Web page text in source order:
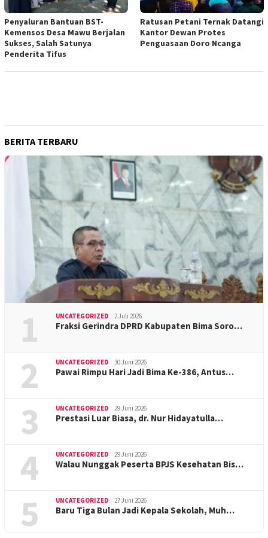
Penyaluran Bantuan BST-
Kemensos Desa Mawu Berjalan
Sukses, Salah Satunya
Penderita Tifus
Ratusan Petani Ternak Datangi
Kantor Dewan Protes
Penguasaan Doro Ncanga
BERITA TERBARU
1 UNCATEGORIZED 2 Juli 2026
Fraksi Gerindra DPRD Kabupaten Bima Soro…
2 UNCATEGORIZED 30 Juni 2026
Pawai Rimpu Hari Jadi Bima Ke-386, Antus…
3 UNCATEGORIZED 29 Juni 2026
Prestasi Luar Biasa, dr. Nur Hidayatulla…
4 UNCATEGORIZED 29 Juni 2026
Walau Nunggak Peserta BPJS Kesehatan Bis…
5 UNCATEGORIZED 27 Juni 2026
Baru Tiga Bulan Jadi Kepala Sekolah, Muh…